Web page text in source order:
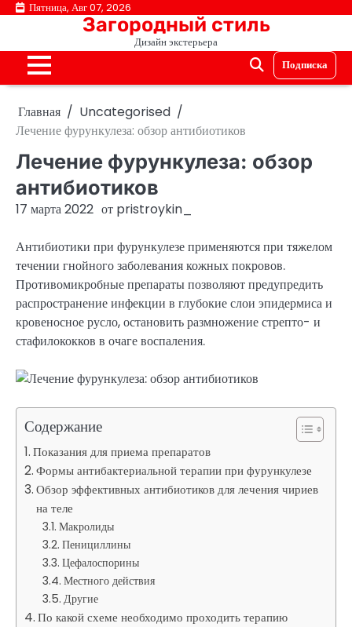
ПерейтиПятница, Авг 07, 2026
Загородный стиль
Дизайн экстерьера
Подписка
Главная
Uncategorised
Лечение фурункулеза: обзор антибиотиков
Лечение фурункулеза: обзор
антибиотиков
17 марта 2022 от pristroykin_
Антибиотики при фурункулезе применяются при тяжелом
течении гнойного заболевания кожных покровов.
Противомикробные препараты позволяют предупредить
распространение инфекции в глубокие слои эпидермиса и
кровеносное русло, остановить размножение стрепто- и
стафилококков в очаге воспаления.
Содержание
Показания для приема препаратов
Формы антибактериальной терапии при фурункулезе
Обзор эффективных антибиотиков для лечения чириев
на теле
Макролиды
Пенициллины
Цефалоспорины
Местного действия
Другие
По какой схеме необходимо проходить терапию